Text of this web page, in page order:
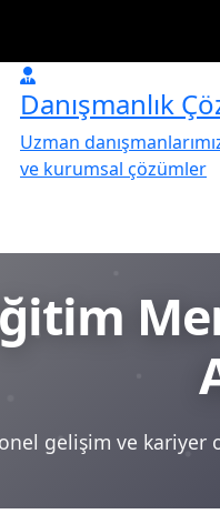
Danışmanlık
Uzman
ve kurumsal çözümler
gelişim ve kariyer